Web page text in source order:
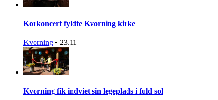
Korkoncert fyldte Kvorning kirke
Kvorning • 23.11
Kvorning fik indviet sin legeplads i fuld sol